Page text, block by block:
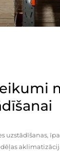
uzstādīšanas,